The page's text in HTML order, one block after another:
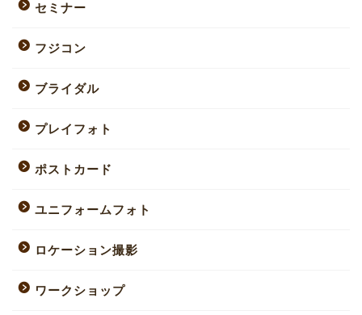
セミナー
フジコン
ブライダル
プレイフォト
ポストカード
ユニフォームフォト
ロケーション撮影
ワークショップ